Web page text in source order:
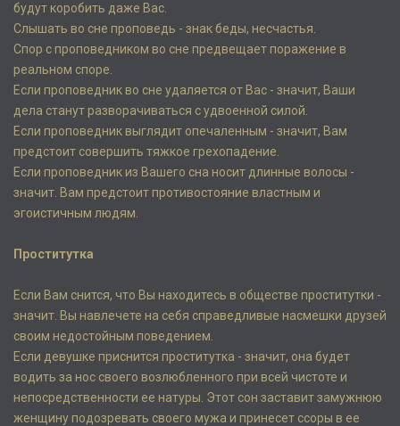
будут коробить даже Вас.
Слышать во сне проповедь - знак беды, несчастья.
Спор с проповедником во сне предвещает поражение в
реальном споре.
Если проповедник во сне удаляется от Вас - значит, Ваши
дела станут разворачиваться с удвоенной силой.
Если проповедник выглядит опечаленным - значит, Вам
предстоит совершить тяжкое грехопадение.
Если проповедник из Вашего сна носит длинные волосы -
значит. Вам предстоит противостояние властным и
эгоистичным людям.
Проститутка
Если Вам снится, что Вы находитесь в обществе проститутки -
значит. Вы навлечете на себя справедливые насмешки друзей
своим недостойным поведением.
Если девушке приснится проститутка - значит, она будет
водить за нос своего возлюбленного при всей чистоте и
непосредственности ее натуры. Этот сон заставит замужнюю
женщину подозревать своего мужа и принесет ссоры в ее